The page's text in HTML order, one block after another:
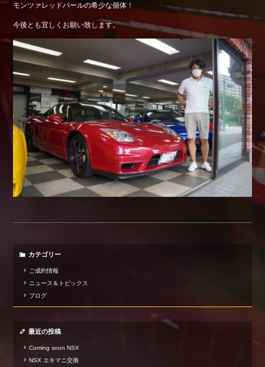
Blog
Shop info.
店舗紹介
Company
会社概要
モンツァレッドパールの希少な個体！
今後とも宜しくお願い致します。
カテゴリー
ご成約情報
ニュース＆トピックス
ブログ
最近の投稿
Coming soon NSX
NSX エキマニ交換